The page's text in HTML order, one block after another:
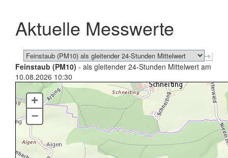
schließen
Aktuelle Messwerte
Feinstaub (PM10) - als gleitender 24-Stunden Mittelwert am
10.08.2026 10:30
+
–